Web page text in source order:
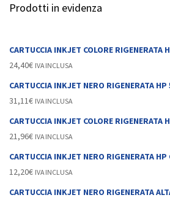
Prodotti in evidenza
CARTUCCIA INKJET COLORE RIGENERATA
24,40€ IVA INCLUSA
CARTUCCIA INKJET NERO RIGENERATA HP
31,11€ IVA INCLUSA
CARTUCCIA INKJET COLORE RIGENERATA
21,96€ IVA INCLUSA
CARTUCCIA INKJET NERO RIGENERATA HP
12,20€ IVA INCLUSA
CARTUCCIA INKJET NERO RIGENERATA